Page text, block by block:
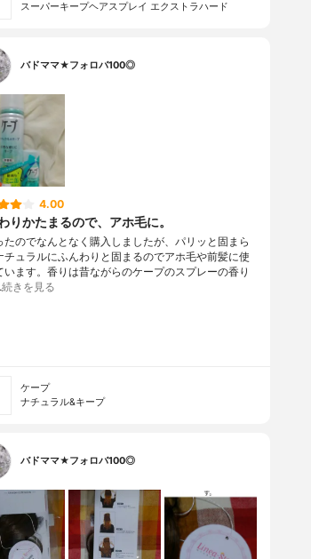
スーパーキープヘアスプレイ エクストラハード
バドママ★フォロバ100◎
4.00
りかたまるので、アホ毛に。
たのでなんとなく購入しましたが、パリッと固まら
チュラルにふんわりと固まるのでアホ毛や前髪に使
います。香りは昔ながらのケープのスプレーの香り
続きを見る
ケープ
ナチュラル&キープ
バドママ★フォロバ100◎